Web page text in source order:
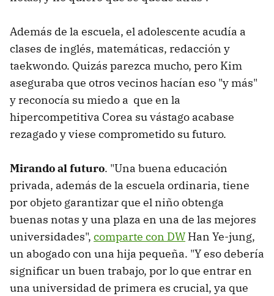
Además de la escuela, el adolescente acudía a
clases de inglés, matemáticas, redacción y
taekwondo. Quizás parezca mucho, pero Kim
aseguraba que otros vecinos hacían eso "y más"
y reconocía su miedo a que en la
hipercompetitiva Corea su vástago acabase
rezagado y viese comprometido su futuro.
Mirando al futuro. "Una buena educación
privada, además de la escuela ordinaria, tiene
por objeto garantizar que el niño obtenga
buenas notas y una plaza en una de las mejores
universidades", comparte con DW Han Ye-jung,
un abogado con una hija pequeña. "Y eso debería
significar un buen trabajo, por lo que entrar en
una universidad de primera es crucial, ya que